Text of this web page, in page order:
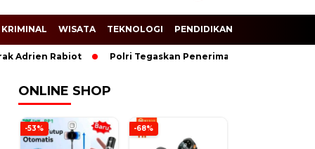
KRIMINAL WISATA TEKNOLOGI PENDIDIKAN
Adrien Rabiot Polri Tegaskan Penerimaan Anggota dan
ONLINE SHOP
-53% -68%